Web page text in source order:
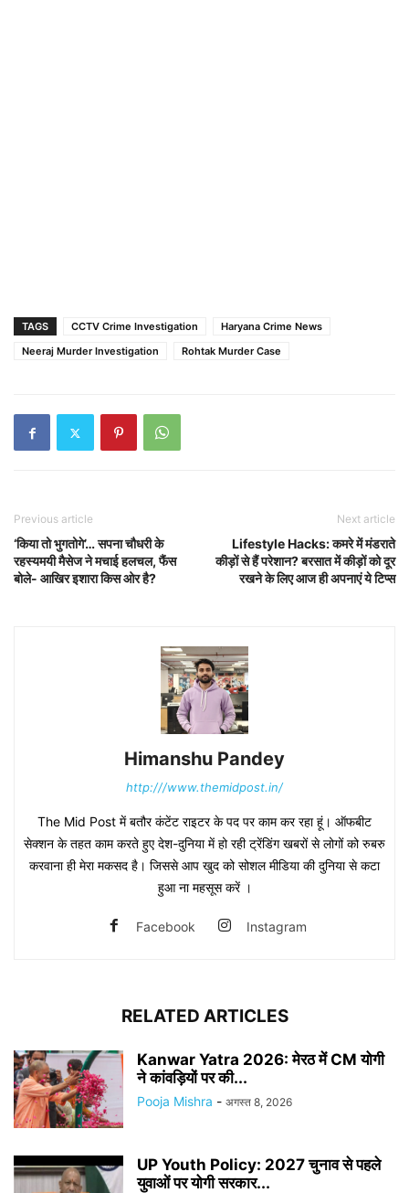
TAGS CCTV Crime Investigation
Haryana Crime News
Neeraj Murder Investigation
Rohtak Murder Case
Previous article
‘किया तो भुगतोगे’… सपना चौधरी के
रहस्यमयी मैसेज ने मचाई हलचल, फैंस
बोले- आखिर इशारा किस ओर है?
Next article
Lifestyle Hacks: कमरे में मंडराते
कीड़ों से हैं परेशान? बरसात में कीड़ों को दूर
रखने के लिए आज ही अपनाएं ये टिप्स
Himanshu Pandey
http:///www.themidpost.in/
The Mid Post में बतौर कंटेंट राइटर के पद पर काम कर रहा हूं। ऑफबीट
सेक्शन के तहत काम करते हुए देश-दुनिया में हो रही ट्रेंडिंग खबरों से लोगों को रुबरु
करवाना ही मेरा मकसद है। जिससे आप खुद को सोशल मीडिया की दुनिया से कटा
हुआ ना महसूस करें ।
Facebook Instagram
RELATED ARTICLES
Kanwar Yatra 2026: मेरठ में CM योगी
ने कांवड़ियों पर की...
Pooja Mishra - अगस्त 8, 2026
UP Youth Policy: 2027 चुनाव से पहले
युवाओं पर योगी सरकार...